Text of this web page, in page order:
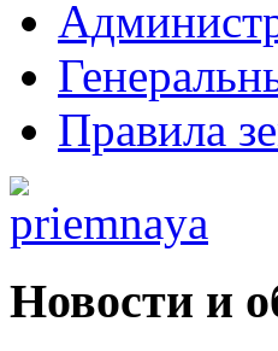
Правила
Новости и